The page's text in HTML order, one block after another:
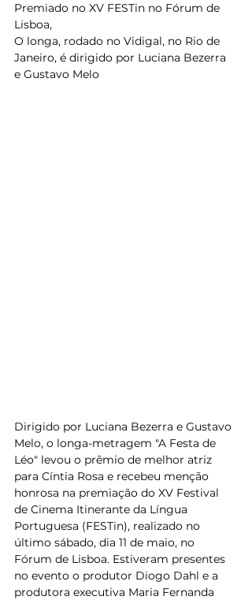
Premiado no XV FESTin no Fórum de
Lisboa,
O longa, rodado no Vidigal, no Rio de
Janeiro, é dirigido por Luciana Bezerra
e Gustavo Melo
Dirigido por Luciana Bezerra e Gustavo
Melo, o longa-metragem "A Festa de
Léo" levou o prêmio de melhor atriz
para Cíntia Rosa e recebeu menção
honrosa na premiação do XV Festival
de Cinema Itinerante da Língua
Portuguesa (FESTin), realizado no
último sábado, dia 11 de maio, no
Fórum de Lisboa. Estiveram presentes
no evento o produtor Diogo Dahl e a
produtora executiva Maria Fernanda